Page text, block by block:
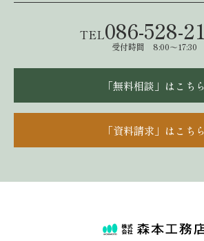
TEL086-528-
受付時間 8:00～17:30
「無料相談」はこちら
「資料請求」はこちら